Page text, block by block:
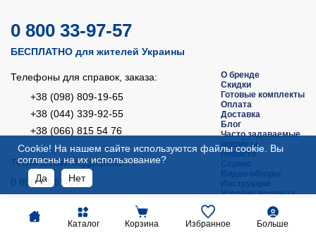
0 800 33-97-57
БЕСПЛАТНО для жителей Украины
Телефоны для справок, заказа:
+38 (098) 809-19-65
+38 (044) 339-92-55
+38 (066) 815 54 76
Техническая поддержка:
0 800 33-61-69
БЕСПЛАТНО для жителей Украины
Мы в соцсетях:
О бренде
Скидки
Готовые комплекты
Оплата
Доставка
Блог
Часто задаваемые
вопросы
Новости
Условия возврата
пользователя
Аксессуары
Каталог Корзина Избранное Больше
Сookie! На нашем сайте используются файлы cookie. Вы
согласны на их использование?
Да
Нет